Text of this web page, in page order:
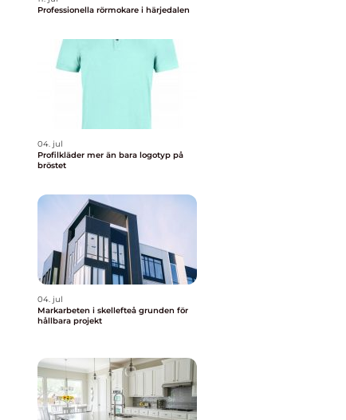
Professionella rörmokare i härjedalen
04. jul
Profilkläder mer än bara logotyp på
bröstet
04. jul
Markarbeten i skellefteå grunden för
hållbara projekt